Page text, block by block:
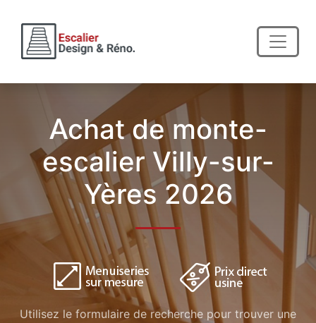
Achat de monte-
escalier Villy-sur-
Yères 2026
Utilisez le formulaire de recherche pour trouver une